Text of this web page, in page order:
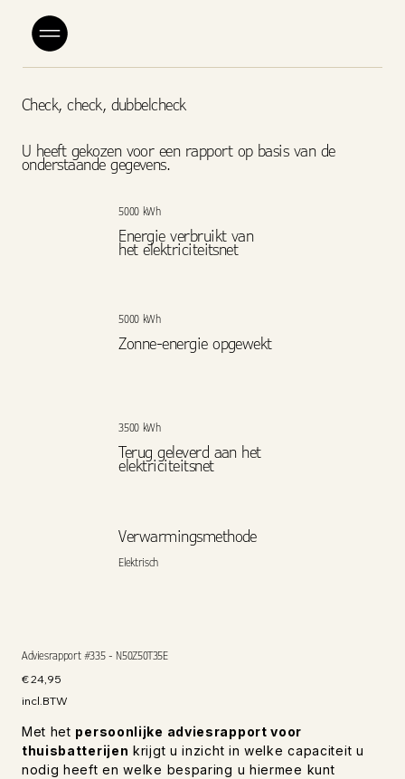
Check, check, dubbelcheck
U heeft gekozen voor een rapport op basis van de
onderstaande gegevens.
5000 kWh
Energie verbruikt van
het elektriciteitsnet
5000 kWh
Zonne-energie opgewekt
3500 kWh
Terug geleverd aan het
elektriciteitsnet
Elektrisch
Verwarmingsmethode
Adviesrapport #335 - N50Z50T35E
Prijs
€ 24,95
incl.BTW
Met het persoonlijke adviesrapport voor
thuisbatterijen krijgt u inzicht in welke capaciteit u
nodig heeft en welke besparing u hiermee kunt